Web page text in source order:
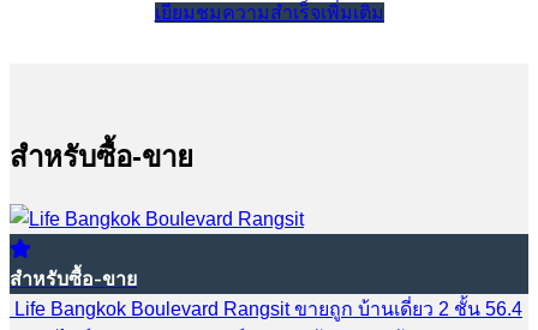
เยียมชมความสำเร็จเพิ่มเติม
สำหรับซื้อ-ขาย
สำหรับซื้อ-ขาย
Life Bangkok Boulevard Rangsit ขายถูก บ้านเดี่ยว 2 ชั้น 56.4